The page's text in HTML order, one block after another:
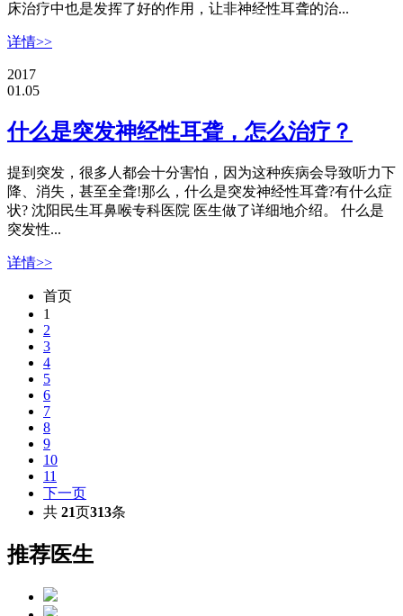
床治疗中也是发挥了好的作用，让非神经性耳聋的治...
详情>>
2017
01.05
什么是突发神经性耳聋，怎么治疗？
提到突发，很多人都会十分害怕，因为这种疾病会导致听力下
降、消失，甚至全聋!那么，什么是突发神经性耳聋?有什么症
状? 沈阳民生耳鼻喉专科医院 医生做了详细地介绍。 什么是
突发性...
详情>>
首页
1
2
3
4
5
6
7
8
9
10
11
下一页
共 21页313条
推荐医生